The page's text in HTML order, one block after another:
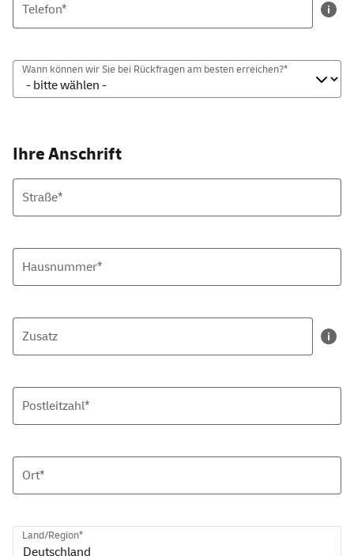
Telefon*
Wann können wir Sie bei Rückfragen am besten erreichen?*
Ihre Anschrift
Straße*
Hausnummer*
Zusatz
Postleitzahl*
Ort*
Land/Region*